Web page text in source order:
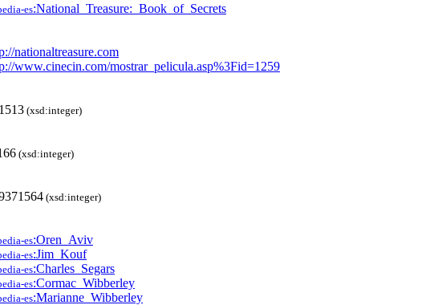
es:National_Treasure:_Book_of_Secrets
nationaltreasure.com
www.cinecin.com/mostrar_pelicula.asp%3Fid=1259
(xsd:integer)
(xsd:integer)
(xsd:integer)
es:Oren_Aviv
es:Jim_Kouf
es:Charles_Segars
es:Cormac_Wibberley
es:Marianne_Wibberley